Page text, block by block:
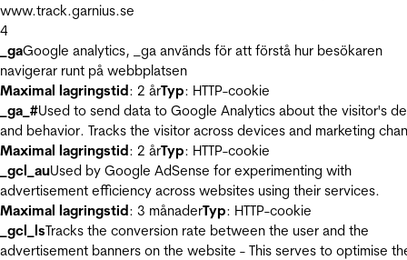
www.track.garnius.se
4
_gaGoogle analytics, _ga används för att förstå hur besökaren
navigerar runt på webbplatsen
Maximal lagringstid: 2 årTyp: HTTP-cookie
_ga_#Used to send data to Google Analytics about the visitor's
and behavior. Tracks the visitor across devices and marketing
Maximal lagringstid: 2 årTyp: HTTP-cookie
_gcl_auUsed by Google AdSense for experimenting with
advertisement efficiency across websites using their services.
Maximal lagringstid: 3 månaderTyp: HTTP-cookie
_gcl_lsTracks the conversion rate between the user and the
advertisement banners on the website - This serves to optimise